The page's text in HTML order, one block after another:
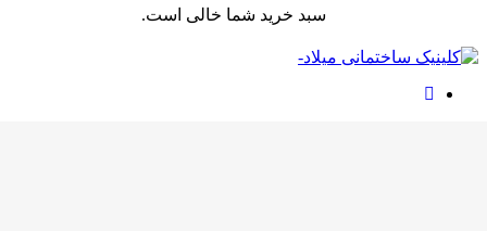
سبد خرید شما خالی است.